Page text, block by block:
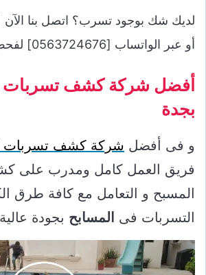
أو عبر الواتساب [0563724676] لفحص فوري!
أفضل شركة كشف تسربات
بجدة
و فى أفضل شركة كشف تسربات
فريق العمل كامل ومدرب على
المسبح و التعامل مع كافة طرق
التسربات فى المسابح بجودة